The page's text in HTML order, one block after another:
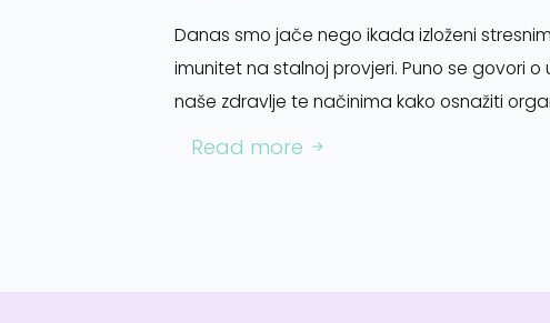
Danas smo jače nego ikada izloženi
imunitet na stalnoj provjeri. Puno se govori
naše zdravlje te načinima kako osnažiti
Read more